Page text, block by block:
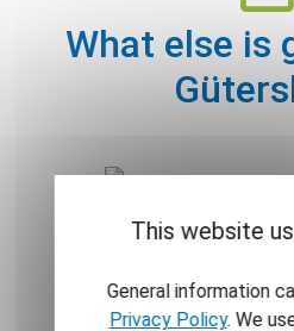
What else is
This website
General information
Privacy Policy. We